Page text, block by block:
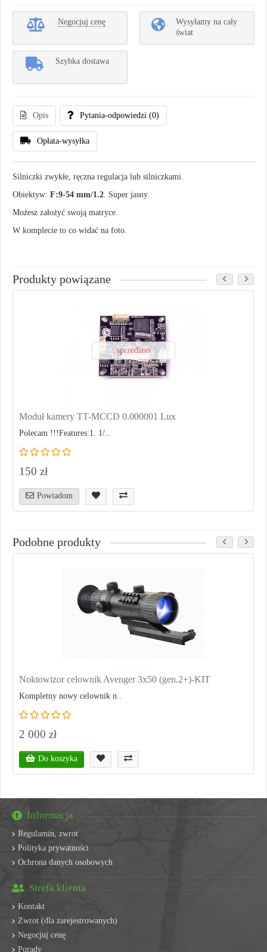
Negocjuj cenę
Wysyłamy na cały
świat
Szybka dostawa
Opis Pytania-odpowiedzi (0)
Opłata-wysyłka
Silniczki zwykłe, ręczna regulacja lub silniczkami.
Obiektyw: F:9-54 mm/1.2. Super jasny.
Możesz założyć swoją matryce.
W komplecie to co widać na foto.
Produkty powiązane
sprzedano
Moduł kamery TT-MCCD 0.000001 Lux
Polecam !!!Features:1. 1/..
150 zł
Powiadom
Podobne produkty
Noktowizor celownik Avenger 3x50 (gen.2+)-KIT
Kompletny nowy celownik n..
2 000 zł
Do koszyka
Informacja
Regulamin, zwrot
Polityka prywatności
Ochrona danych osobowych
Strefa klienta
Kontakt
Zwrot (dla zarejestrowanych)
Negocjuj cenę
Porady